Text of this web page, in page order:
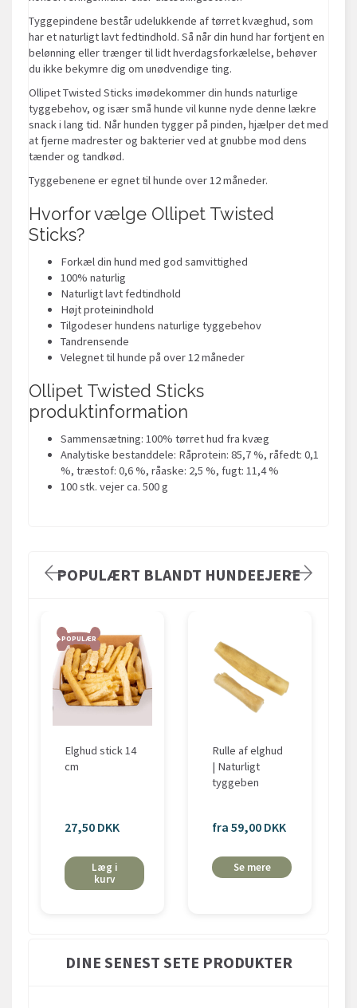
Tyggepindene består udelukkende af tørret kvæghud, som
har et naturligt lavt fedtindhold. Så når din hund har fortjent en
belønning eller trænger til lidt hverdagsforkælelse, behøver
du ikke bekymre dig om unødvendige ting.
Ollipet Twisted Sticks imødekommer din hunds naturlige
tyggebehov, og især små hunde vil kunne nyde denne lækre
snack i lang tid. Når hunden tygger på pinden, hjælper det med
at fjerne madrester og bakterier ved at gnubbe mod dens
tænder og tandkød.
Tyggebenene er egnet til hunde over 12 måneder.
Hvorfor vælge Ollipet Twisted
Sticks?
Forkæl din hund med god samvittighed
100% naturlig
Naturligt lavt fedtindhold
Højt proteinindhold
Tilgodeser hundens naturlige tyggebehov
Tandrensende
Velegnet til hunde på over 12 måneder
Ollipet Twisted Sticks
produktinformation
Sammensætning: 100% tørret hud fra kvæg
Analytiske bestanddele: Råprotein: 85,7 %, råfedt: 0,1
%, træstof: 0,6 %, råaske: 2,5 %, fugt: 11,4 %
100 stk. vejer ca. 500 g
POPULÆRT BLANDT HUNDEEJERE
POPULÆR
Elghud stick 14
cm
27,50 DKK
Læg i
kurv
Rulle af elghud
| Naturligt
tyggeben
fra 59,00 DKK
Se mere
DINE SENEST SETE PRODUKTER